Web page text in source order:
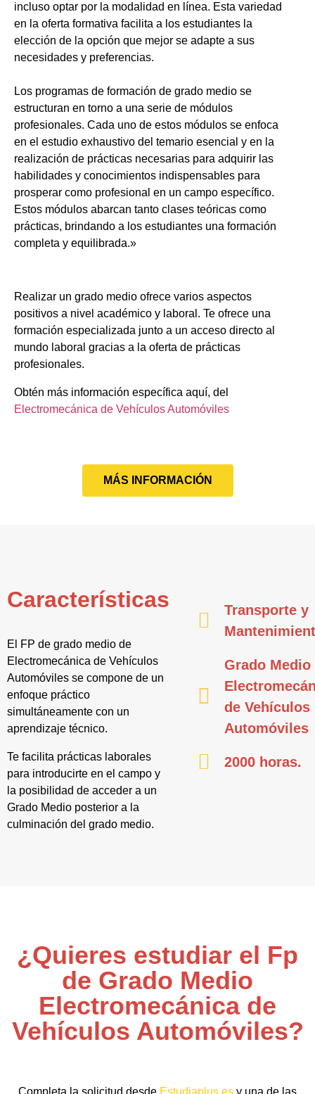
incluso optar por la modalidad en línea. Esta variedad
en la oferta formativa facilita a los estudiantes la
elección de la opción que mejor se adapte a sus
necesidades y preferencias.
Los programas de formación de grado medio se
estructuran en torno a una serie de módulos
profesionales. Cada uno de estos módulos se enfoca
en el estudio exhaustivo del temario esencial y en la
realización de prácticas necesarias para adquirir las
habilidades y conocimientos indispensables para
prosperar como profesional en un campo específico.
Estos módulos abarcan tanto clases teóricas como
prácticas, brindando a los estudiantes una formación
completa y equilibrada.»
Realizar un grado medio ofrece varios aspectos
positivos a nivel académico y laboral. Te ofrece una
formación especializada junto a un acceso directo al
mundo laboral gracias a la oferta de prácticas
profesionales.
Obtén más información específica aquí, del
Electromecánica de Vehículos Automóviles
MÁS INFORMACIÓN
Características
El FP de grado medio de
Electromecánica de Vehículos
Automóviles se compone de un
enfoque práctico
simultáneamente con un
aprendizaje técnico.
Te facilita prácticas laborales
para introducirte en el campo y
la posibilidad de acceder a un
Grado Medio posterior a la
culminación del grado medio.
Transporte y
Grado Medio
de Vehículos
Automóviles
2000 horas.
¿Quieres estudiar el Fp
de Grado Medio
Electromecánica de
Vehículos Automóviles?
Completa la solicitud desde Estudiaplus.es y una de las